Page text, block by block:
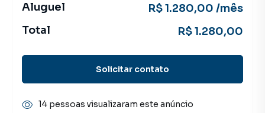
Aluguel
R$ 1.280,00 /mês
Total
R$ 1.280,00
Solicitar contato
14 pessoas visualizaram este anúncio